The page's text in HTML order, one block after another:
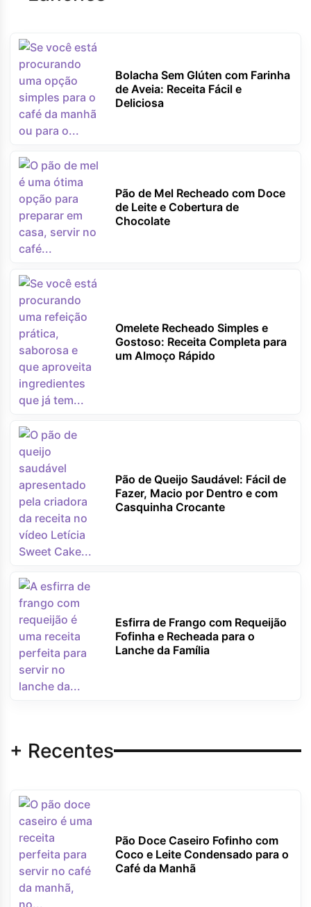
Bolacha Sem Glúten com Farinha
de Aveia: Receita Fácil e
Deliciosa
Pão de Mel Recheado com Doce
de Leite e Cobertura de
Chocolate
Omelete Recheado Simples e
Gostoso: Receita Completa para
um Almoço Rápido
Pão de Queijo Saudável: Fácil de
Fazer, Macio por Dentro e com
Casquinha Crocante
Esfirra de Frango com Requeijão
Fofinha e Recheada para o
Lanche da Família
+ Recentes
Pão Doce Caseiro Fofinho com
Coco e Leite Condensado para o
Café da Manhã